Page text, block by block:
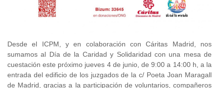
Desde el ICPM, y en colaboración con Cáritas Madrid, nos
sumamos al Día de la Caridad y Solidaridad con una mesa de
cuestación este próximo jueves 4 de junio, de 9:00 a 14:00 h, a la
entrada del edificio de los juzgados de la c/ Poeta Joan Maragall
de Madrid, gracias a la participación de voluntarios, compañeros